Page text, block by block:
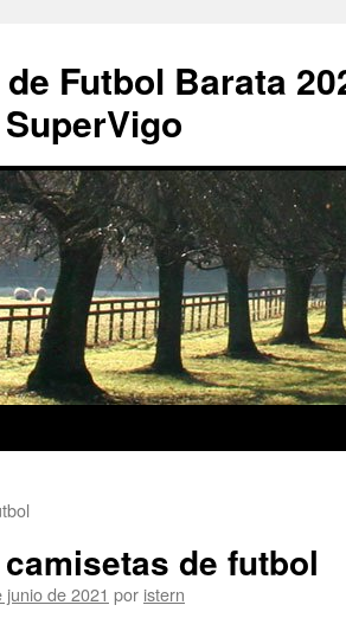
Futbol Barata
de futbol
junio de 2021 por istern